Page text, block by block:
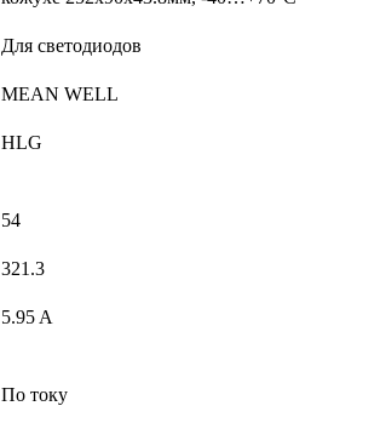
Для светодиодов
MEAN WELL
HLG
54
321.3
5.95 A
По току